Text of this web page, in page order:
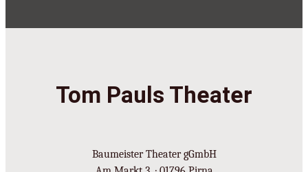
Tom Pauls Theater
Baumeister Theater gGmbH